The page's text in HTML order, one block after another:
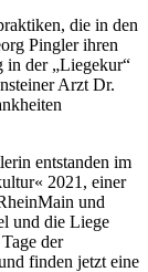
die in den
Pingler ihren
in der „Liegekur“
Arzt Dr.
entstanden im
2021, einer
und
und die Liege
der
finden jetzt eine